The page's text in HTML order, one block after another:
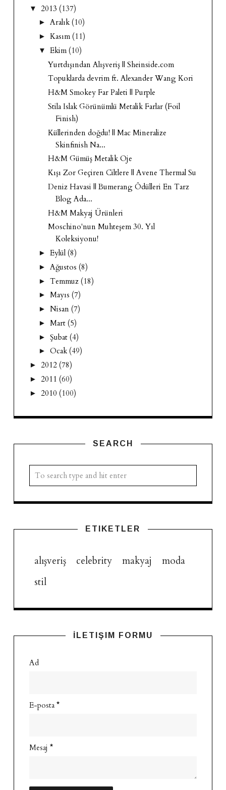
▼ 2013 (137)
► Aralık (10)
► Kasım (11)
▼ Ekim (10)
Yurtdışından Alışveriş || Sheinside.com
Topuklarda devrim ft. Alexander Wang Kori
H&M Smokey Far Paleti || Purple
Stila Islak Görünümlü Metalik Farlar (Foil
Finish)
Küllerinden doğdu! || Mac Mineralize
Skinfinish Na...
H&M Gümüş Metalik Oje
Kışı Zor Geçiren Ciltlere || Avene Thermal Su
Deniz Havasi || Bumerang Ödülleri En Tarz
Blog Ada...
H&M Makyaj Ürünleri
Moschino'nun Muhteşem 30. Yıl
Koleksiyonu!
► Eylül (8)
► Ağustos (8)
► Temmuz (18)
► Mayıs (7)
► Nisan (7)
► Mart (5)
► Şubat (4)
► Ocak (49)
► 2012 (78)
► 2011 (60)
► 2010 (100)
SEARCH
ETIKETLER
alışveriş celebrity makyaj
moda
stil
İLETIŞIM FORMU
Ad
E-posta *
Mesaj *